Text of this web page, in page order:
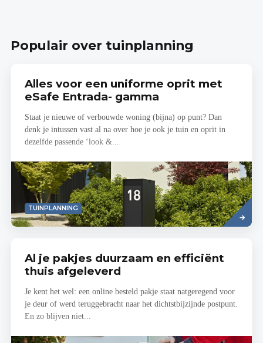
Populair over tuinplanning
Alles voor een uniforme oprit met
eSafe Entrada- gamma
Staat je nieuwe of verbouwde woning (bijna) op punt? Dan
denk je intussen vast al na over hoe je ook je tuin en oprit in
dezelfde passende ‘look &...
TUINPLANNING
Read
more
Al je pakjes duurzaam en efficiënt
thuis afgeleverd
Je kent het wel: een online besteld pakje staat natgeregend voor
je deur of werd teruggebracht naar het dichtstbijzijnde postpunt.
En zo blijven niet...